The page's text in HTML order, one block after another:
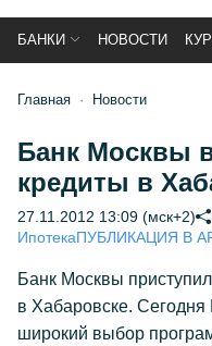
БАНКИ НОВОСТИ
Главная Новости
Банк Москвы
кредиты в
27.11.2012 13:09 (мск+2)
ИпотекаПУБЛИКАЦИЯ В
Банк Москвы
в Хабаровске.
широкий выбор